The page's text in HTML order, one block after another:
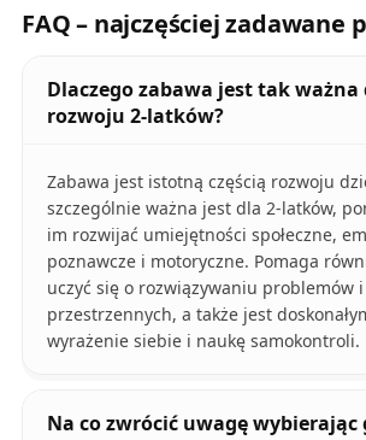
FAQ – najczęściej zadawane
Dlaczego zabawa jest tak ważna
rozwoju 2-latków?
Zabawa jest istotną częścią rozwoju
szczególnie ważna jest dla 2-latków,
im rozwijać umiejętności społeczne,
poznawcze i motoryczne. Pomaga
uczyć się o rozwiązywaniu problemów
przestrzennych, a także jest
wyrażenie siebie i naukę samokontroli.
Na co zwrócić uwagę wybierając